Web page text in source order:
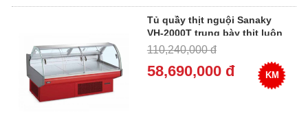
Tủ quầy thịt nguội Sanaky
VH-2000T trung bày thịt luôn
tươi
110,240,000 đ
58,690,000 đ KM